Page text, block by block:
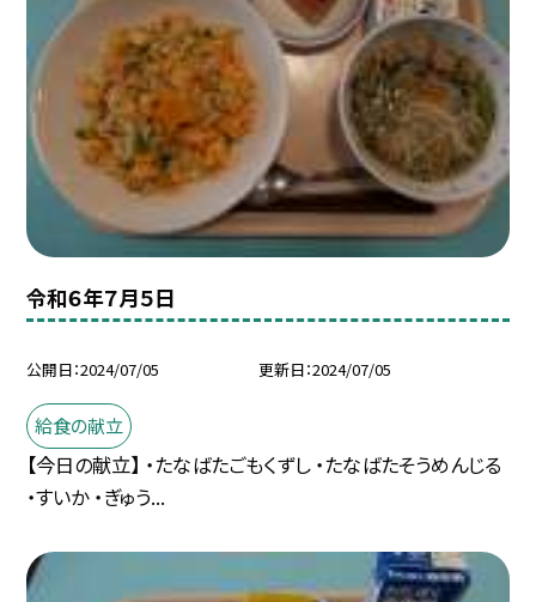
令和６年７月５日
公開日 2024/07/05 更新日 2024/07/05
給食の献立
【今日の献立】 ・たなばたごもくずし ・たなばたそうめんじる
・すいか ・ぎゅう...